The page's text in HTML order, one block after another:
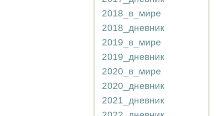
2018_в_мире
2018_дневник
2019_в_мире
2019_дневник
2020_в_мире
2020_дневник
2021_дневник